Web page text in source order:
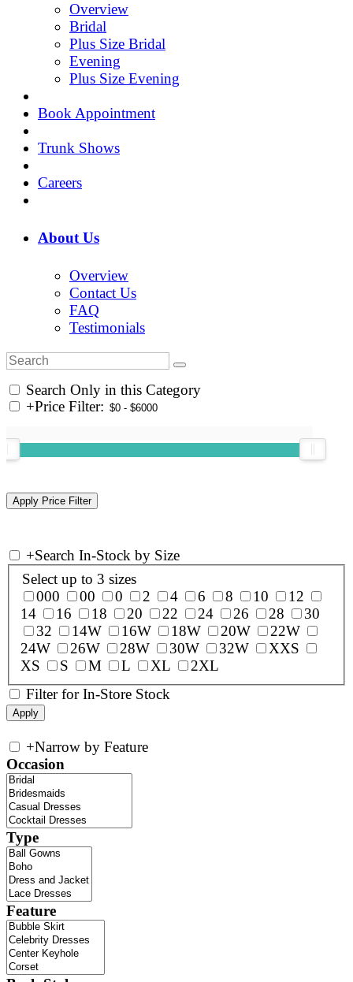
Overview
Bridal
Plus Size Bridal
Evening
Plus Size Evening
Book Appointment
Trunk Shows
Careers
About Us
Overview
Contact Us
FAQ
Testimonials
Search Only in this Category
+Price Filter:
+Search In-Stock by Size
Select up to 3 sizes
000
00 0 2 4 6 8 10
12
14
16 18 20 22 24 26 28
30
32
14W 16W 18W 20W
22W
24W
26W 28W 30W 32W
XXS
XS
S M L XL
2XL
Filter for In-Store Stock
+Narrow by Feature
Occasion
Type
Feature